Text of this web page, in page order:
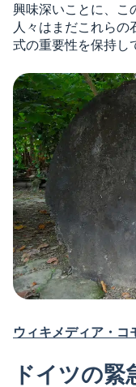
興味深いことに、こ
人々はまだこれら
式の重要性を保持し
ウィキメディア・コ
ドイツの緊